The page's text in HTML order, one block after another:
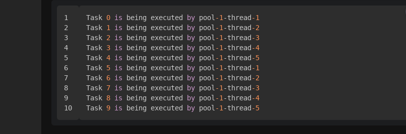
1
2
3
4
5
6
7
8
9
Task 0 is being executed by pool-1-thread -1
Task 1 is being executed by pool-1-thread -2
Task 2 is being executed by pool-1-thread -3
Task 3 is being executed by pool-1-thread -4
Task 4 is being executed by pool-1-thread -5
Task 5 is being executed by pool-1-thread -1
Task 6 is being executed by pool-1-thread -2
Task 7 is being executed by pool-1-thread -3
Task 8 is being executed by pool-1-thread -4
Task 9 is being executed by pool-1-thread -5